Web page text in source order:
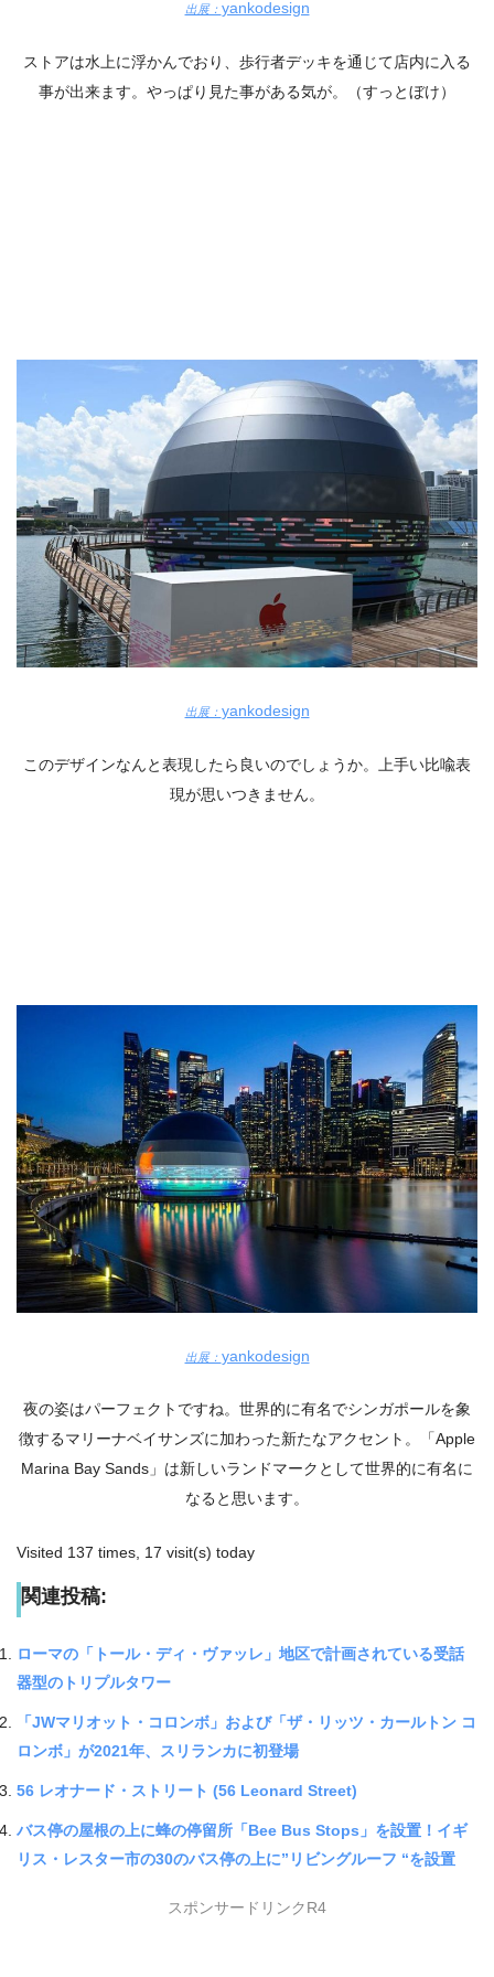
出展： yankodesign
ストアは水上に浮かんでおり、歩行者デッキを通じて店内に入る
事が出来ます。やっぱり見た事がある気が。（すっとぼけ）
出展： yankodesign
このデザインなんと表現したら良いのでしょうか。上手い比喩表
現が思いつきません。
出展： yankodesign
夜の姿はパーフェクトですね。世界的に有名でシンガポールを象
徴するマリーナベイサンズに加わった新たなアクセント。「Apple
Marina Bay Sands 」は新しいランドマークとして世界的に有名に
なると思います。
Visited 137 times, 17 visit(s) today
関連投稿:
ローマの「トール・ディ・ヴァッレ」地区で計画されている受話
器型のトリプルタワー
「JWマリオット・コロンボ」および「ザ・リッツ・カールトン コ
ロンボ」が2021年、スリランカに初登場
56 レオナード・ストリート (56 Leonard Street)
バス停の屋根の上に蜂の停留所「Bee Bus Stops」を設置！イギ
リス・レスター市の30のバス停の上に”リビングルーフ “を設置
スポンサードリンクR4